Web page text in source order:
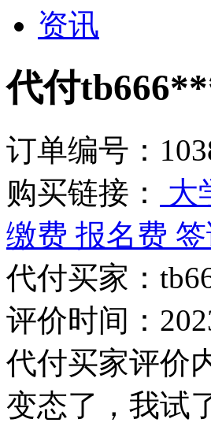
资讯
代付
订单编号：
购买链接：
大
缴费 报名费
代付买家：
评价时间：
代付买家评价
变态了，我试